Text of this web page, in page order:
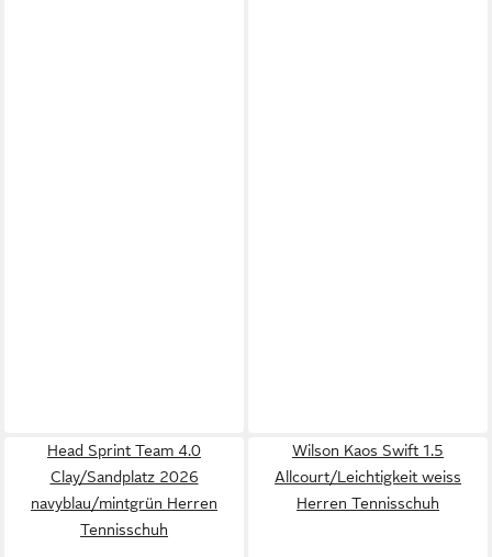
Head Sprint Team 4.0
Clay/Sandplatz 2026
navyblau/mintgrün Herren
Tennisschuh
Wilson Kaos Swift 1.5
Allcourt/Leichtigkeit weiss
Herren Tennisschuh